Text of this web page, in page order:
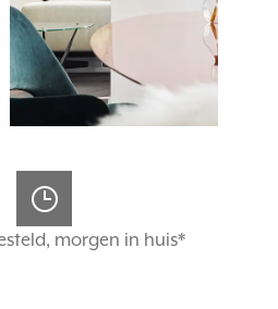
morgen in huis*